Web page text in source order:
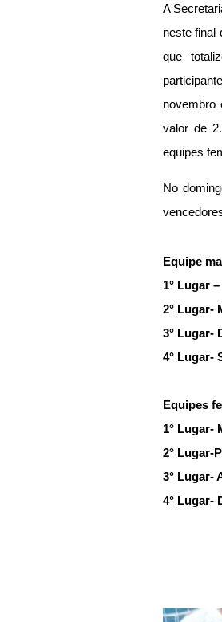
A
neste final
que
novembro
valor de
equipes
No
Equipe
1° Lugar
2° Lugar-
3° Lugar-
4° Lugar-
Equipes
1° Lugar-
2° Lugar-
3° Lugar-
4° Lugar-